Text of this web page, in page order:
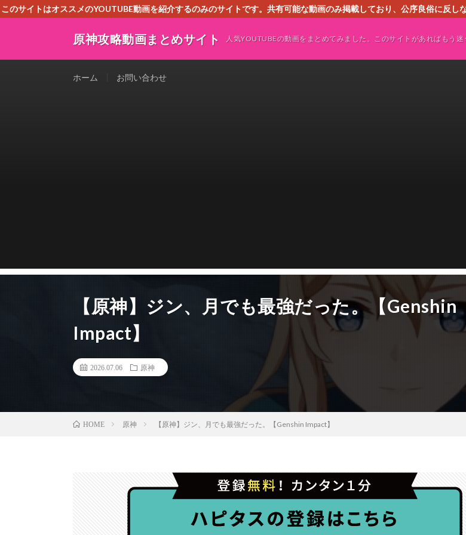
このサイトはオススメのYOUTUBE動画を紹介するのみのサイトです。共有可能な動画のみ掲載しており、公序良俗に反
原神攻略動画まとめサイト 人気YOUTUBEの動画をまとめてみました。このサイトがあればもう迷
ホーム お問い合わせ
【原神】ジン、月でも最強だった。【Genshin
Impact】
2026.07.06 原神
HOME 原神 【原神】ジン、月でも最強だった。【Genshin Impact】